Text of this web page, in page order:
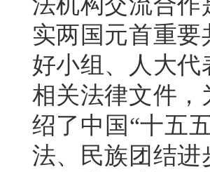
实两国元首重
好小组、人大
相关法律文件
绍了中国“十五
法、民族团结